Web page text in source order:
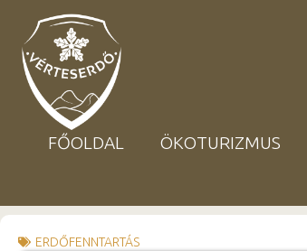
FŐOLDAL ÖKOTURIZMUS
ERDŐFENNTARTÁS